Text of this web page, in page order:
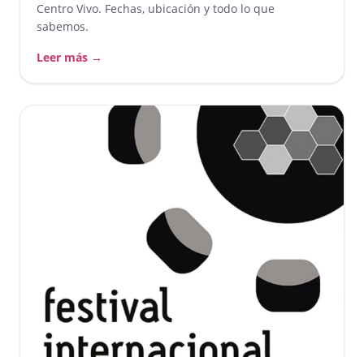
Centro Vivo. Fechas, ubicación y todo lo que
sabemos.
Leer más →